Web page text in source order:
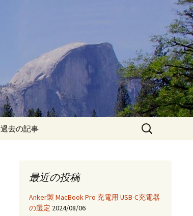
過去の記事
iPhone7 フィルム・ケー
検
索:
最近の投稿
Anker製 MacBook Pro 充電用 USB-C充電器
の選定 2024/08/06